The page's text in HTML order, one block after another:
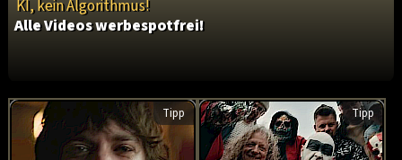
KI, kein Algorithmus!
Alle Videos werbespotfrei!
Tipp Tipp